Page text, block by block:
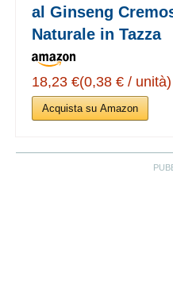
al Ginseng
Naturale in Tazza
18,23 €(0,38 € / unità)
Acquista su Amazon